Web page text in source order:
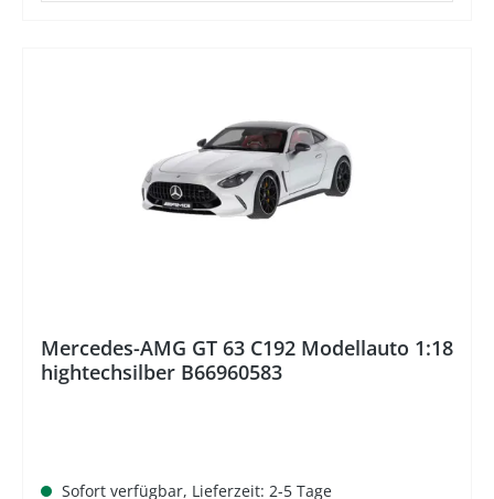
Mercedes-AMG GT 63 C192 Modellauto 1:18
hightechsilber B66960583
Sofort verfügbar, Lieferzeit: 2-5 Tage